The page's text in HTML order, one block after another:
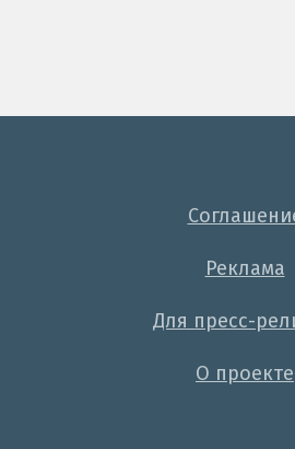
Реклама
Для пресс-
О проекте